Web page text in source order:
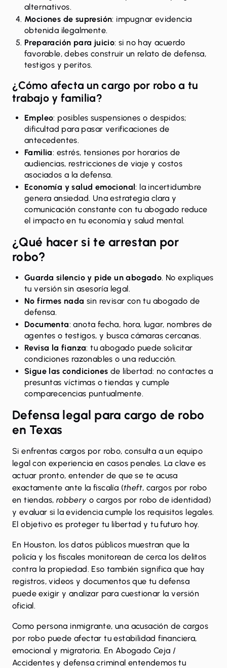
alternativos.
Mociones de supresión: impugnar evidencia
obtenida ilegalmente.
Preparación para juicio: si no hay acuerdo
favorable, debes construir un relato de defensa,
testigos y peritos.
¿Cómo afecta un cargo por robo a tu
trabajo y familia?
Empleo: posibles suspensiones o despidos;
dificultad para pasar verificaciones de
antecedentes.
Familia: estrés, tensiones por horarios de
audiencias, restricciones de viaje y costos
asociados a la defensa.
Economía y salud emocional: la incertidumbre
genera ansiedad. Una estrategia clara y
comunicación constante con tu abogado reduce
el impacto en tu economía y salud mental.
¿Qué hacer si te arrestan por
robo?
Guarda silencio y pide un abogado. No expliques
tu versión sin asesoría legal.
No firmes nada sin revisar con tu abogado de
defensa.
Documenta: anota fecha, hora, lugar, nombres de
agentes o testigos, y busca cámaras cercanas.
Revisa la fianza: tu abogado puede solicitar
condiciones razonables o una reducción.
Sigue las condiciones de libertad: no contactes a
presuntas víctimas o tiendas y cumple
comparecencias puntualmente.
Defensa legal para cargo de robo
en Texas
Si enfrentas cargos por robo, consulta a un equipo
legal con experiencia en casos penales. La clave es
actuar pronto, entender de que se te acusa
exactamente ante la fiscalía (theft, cargos por robo
en tiendas, robberyo cargos por robo de identidad)
y evaluar si la evidencia cumple los requisitos legales.
El objetivo es proteger tu libertad y tu futuro hoy.
En Houston, los datos públicos muestran que la
policía y los fiscales monitorean de cerca los delitos
contra la propiedad. Eso también significa que hay
registros, videos y documentos que tu defensa
puede exigir y analizar para cuestionar la versión
oficial.
Como persona inmigrante, una acusación de cargos
por robo puede afectar tu estabilidad financiera,
emocional y migratoria. En Abogado Ceja /
Accidentes y defensa criminal entendemos tu